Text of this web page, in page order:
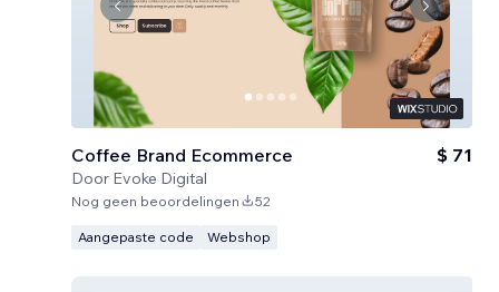
Coffee Brand Ecommerce
Door Evoke Digital
$ 71
Nog geen beoordelingen 52
Aangepaste code Webshop